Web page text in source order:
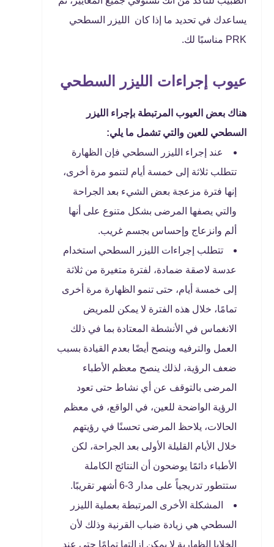
يساعدك في تحديد ما إذا كان الليزر السطحي
PRK مناسبًا لك.
عيوب إجراءات الليزر السطحي
هناك بعض العيوب المرتبطة بإجراء الليزر
السطحي للعين والتي تشمل ما يلي:
عند إجراء الليزر السطحي فإن الظهارة
تتطلب ثلاثة إلى خمسة أيام لتنمو مرة أخرى،
إنها فترة مزعجة بعض الشيء بعد الجراحة
والتي يصفها المرضى بشكل متنوع على أنها
ألم وانزعاج وإحساس بجسم غريب.
تتطلب إجراءات الليزر السطحي استخدام
عدسة لاصقة ضمادة، لفترة متغيرة من ثلاثة
إلى خمسة أيام، حتى تنمو الظهارة مرة أخرى
تمامًا، خلال هذه الفترة لا يمكن للمريض
الانغماس في الأنشطة المعتادة بما في ذلك
العمل والترفيه وينصح أيضًا بعدم القيادة بسبب
ضعف الرؤية، لذلك ينصح معظم الأطباء
المرضى بالتوقف عن أي نشاط حتى تعود
الرؤية الواضحة للعين، في الواقع، في معظم
الحالات، يلاحظ المرضى تحسنًا في رؤيتهم
خلال الأيام القليلة الأولى بعد الجراحة، لكن
الأطباء دائمًا يوضحون أن النتائج الكاملة
ستتطور تدريجياً على مدار 3-6 أشهر تقريبًا.
المشكلة الأخرى المرتبطة بعملية الليزر
السطحي هي زيادة ضباب القرنية وذلك لأن
الخلايا الظهارية لا يمكن إزالتها تمامًا حتى عند